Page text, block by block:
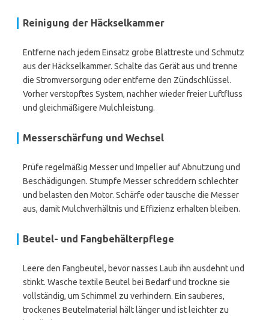
Reinigung der Häckselkammer
Entferne nach jedem Einsatz grobe Blattreste und Schmutz
aus der Häckselkammer. Schalte das Gerät aus und trenne
die Stromversorgung oder entferne den Zündschlüssel.
Vorher verstopftes System, nachher wieder freier Luftfluss
und gleichmäßigere Mulchleistung.
Messerschärfung und Wechsel
Prüfe regelmäßig Messer und Impeller auf Abnutzung und
Beschädigungen. Stumpfe Messer schreddern schlechter
und belasten den Motor. Schärfe oder tausche die Messer
aus, damit Mulchverhältnis und Effizienz erhalten bleiben.
Beutel- und Fangbehälterpflege
Leere den Fangbeutel, bevor nasses Laub ihn ausdehnt und
stinkt. Wasche textile Beutel bei Bedarf und trockne sie
vollständig, um Schimmel zu verhindern. Ein sauberes,
trockenes Beutelmaterial hält länger und ist leichter zu